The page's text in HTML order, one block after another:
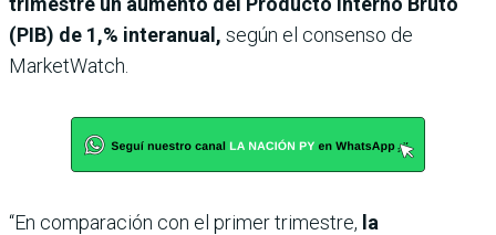
(PIB) de 1,% interanual, según el consenso de
MarketWatch.
“En comparación con el primer trimestre, la